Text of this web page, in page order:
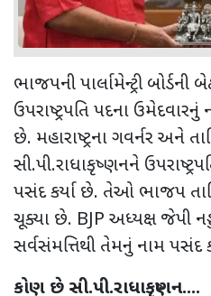
ભાજપની પાર્લામેન્ટ્રી
ઉપરાષ્ટ્રપતિ પદના
છે. મહારાષ્ટ્રના ગવર્નર અને
સી.પી.રાધાકૃષ્ણનને
પસંદ કર્યા છે. તેઓ ભાજપ
ચૂક્યા છે. BJP અધ્યક્ષ જેપી
સર્વસંમત્તિથી તેમનું નામ
કોણ છે સી.પી.રાધાકૃષ્ણન....